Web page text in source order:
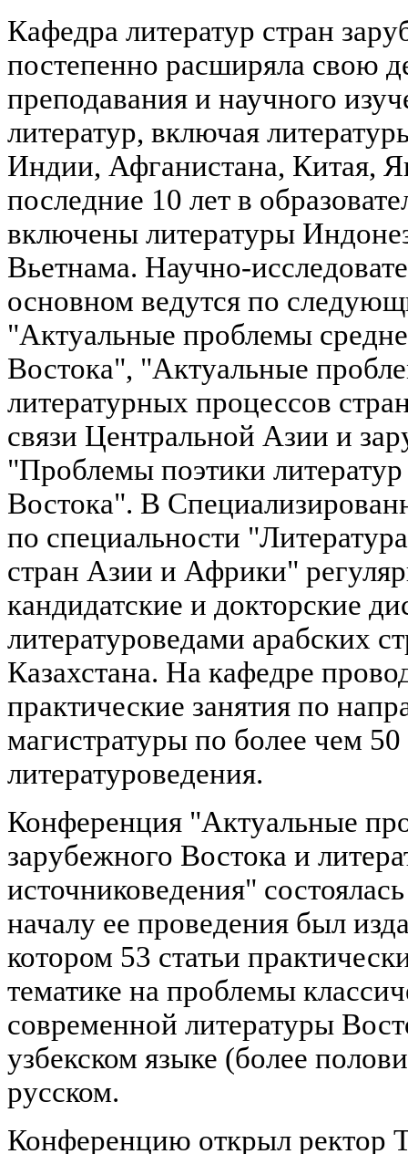
Кафедра литератур стран
постепенно расширяла свою
преподавания и научного
литератур, включая
Индии, Афганистана, Китая,
последние 10 лет в
включены литературы
Вьетнама. Научно-
основном ведутся по
"Актуальные проблемы
Востока", "Актуальные
литературных процессов
связи Центральной Азии и
"Проблемы поэтики
Востока". В
по специальности
стран Азии и Африки"
кандидатские и докторские
литературоведами арабских
Казахстана. На кафедре
практические занятия по
магистратуры по более чем
литературоведения.
Конференция "Актуальные
зарубежного Востока и
источниковедения"
началу ее проведения был
котором 53 статьи
тематике на проблемы
современной литературы
узбекском языке (более
русском.
Конференцию открыл ректор